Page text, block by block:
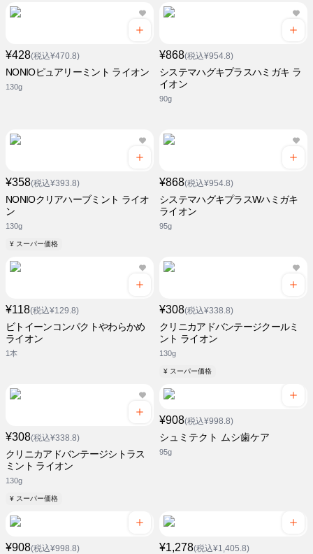
¥428(税込¥470.8)
NONIOピュアリーミント ライオン
130g
¥868(税込¥954.8)
システマハグキプラスハミガキ ラ
イオン
90g
¥358(税込¥393.8)
NONIOクリアハーブミント ライオ
ン
130g
¥ スーパー価格
¥868(税込¥954.8)
システマハグキプラスWハミガキ
ライオン
95g
¥118(税込¥129.8)
ビトイーンコンパクトやわらかめ
ライオン
1本
¥308(税込¥338.8)
クリニカアドバンテージクールミ
ント ライオン
130g
¥ スーパー価格
¥308(税込¥338.8)
クリニカアドバンテージシトラス
ミント ライオン
130g
¥ スーパー価格
¥908(税込¥998.8)
シュミテクト ムシ歯ケア
95g
¥908(税込¥998.8) ¥1,278(税込¥1,405.8)